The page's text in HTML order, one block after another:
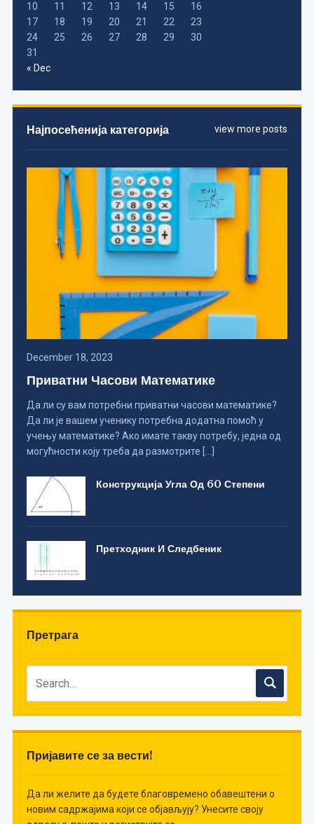
10
11 12 13 14 15
16
17
18 19 20 21 22
23
24
25 26 27 28 29
30
31
« Dec
view more posts
Најпосећенија категорија
December 18, 2023
Приватни Часови Математике
Да ли су вам потребни приватни часови математике?
Да ли је вашем ученику потребна додатна помоћ у
учењу математике? Ако имате такву потребу, једна од
могућности коју треба да размотрите […]
Конструкција Угла Од 60 Степени
Претходник И Следбеник
Претрага
Пријавите се за вести!
Да ли желите да будете благовремено обавештени о
новим садржајима који се објављују? Унесите своју